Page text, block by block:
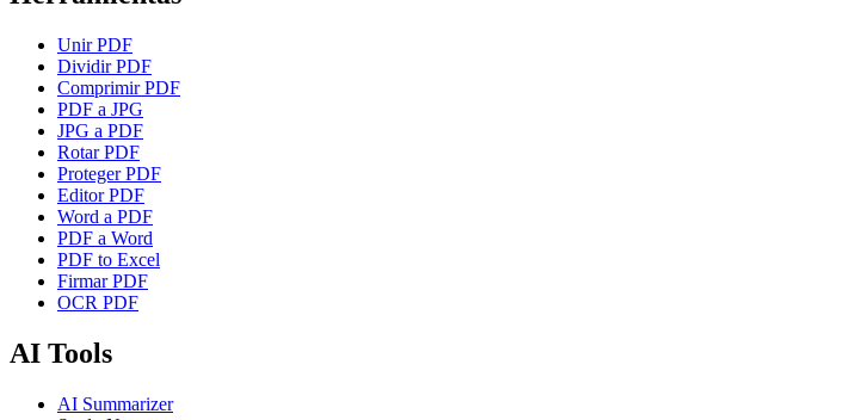
Unir PDF
Dividir PDF
Comprimir PDF
PDF a JPG
JPG a PDF
Rotar PDF
Proteger PDF
Editor PDF
Word a PDF
PDF a Word
PDF to Excel
Firmar PDF
OCR PDF
AI Tools
AI Summarizer